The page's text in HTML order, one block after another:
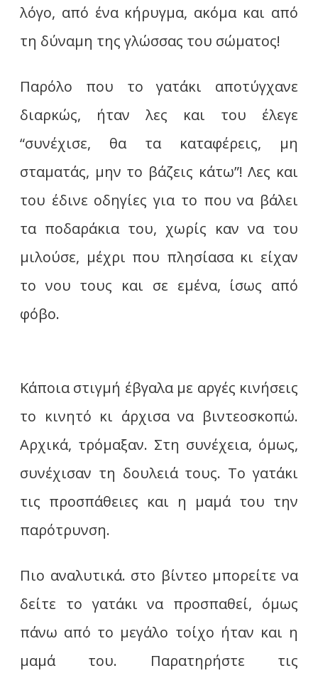
λόγο, από ένα κήρυγμα, ακόμα και από
τη δύναμη της γλώσσας του σώματος!
Παρόλο που το γατάκι αποτύγχανε
διαρκώς, ήταν λες και του έλεγε
“συνέχισε, θα τα καταφέρεις, μη
σταματάς, μην το βάζεις κάτω”! Λες και
του έδινε οδηγίες για το που να βάλει
τα ποδαράκια του, χωρίς καν να του
μιλούσε, μέχρι που πλησίασα κι είχαν
το νου τους και σε εμένα, ίσως από
φόβο.
Κάποια στιγμή έβγαλα με αργές κινήσεις
το κινητό κι άρχισα να βιντεοσκοπώ.
Αρχικά, τρόμαξαν. Στη συνέχεια, όμως,
συνέχισαν τη δουλειά τους. Το γατάκι
τις προσπάθειες και η μαμά του την
παρότρυνση.
Πιο αναλυτικά. στο βίντεο μπορείτε να
δείτε το γατάκι να προσπαθεί, όμως
πάνω από το μεγάλο τοίχο ήταν και η
μαμά του. Παρατηρήστε τις